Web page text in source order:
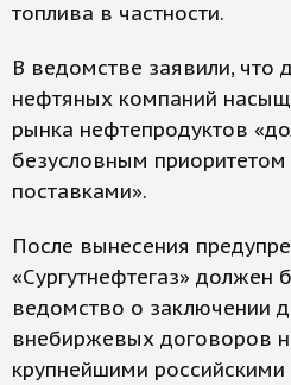
топлива в частности.
В ведомстве заявили, что
нефтяных компаний
рынка нефтепродуктов
безусловным
поставками».
После вынесения
«Сургутнефтегаз» должен
ведомство о заключении
внебиржевых договоров
крупнейшими